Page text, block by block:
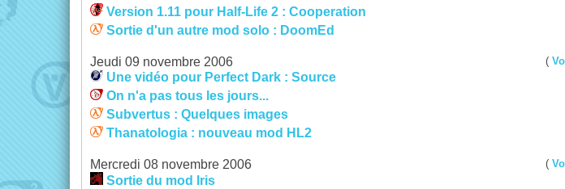
Version 1.11 pour Half-Life 2 : Cooperation
Sortie d'un autre mod solo : DoomEd
(
Jeudi 09 novembre 2006
Une vidéo pour Perfect Dark : Source
On n'a pas tous les jours...
Subvertus : Quelques images
Thanatologia : nouveau mod HL2
(
Mercredi 08 novembre 2006
Sortie du mod Iris